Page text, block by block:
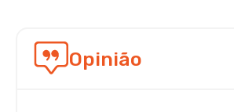
Opinião